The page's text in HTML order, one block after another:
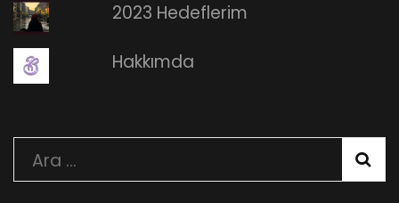
2023 Hedeflerim
Hakkımda
Arama: